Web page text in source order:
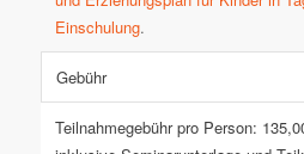
Einschulung.
Gebühr
Teilnahmegebühr pro Person: